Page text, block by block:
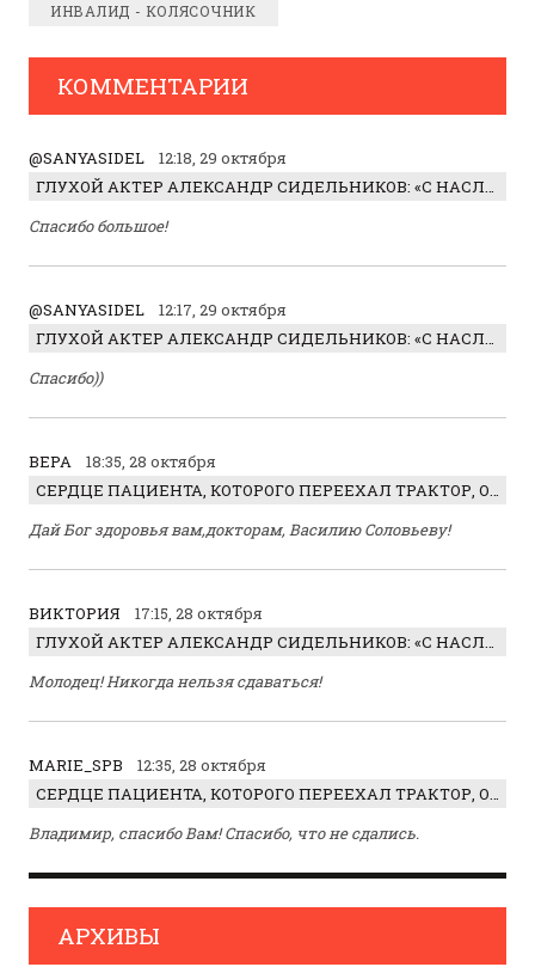
ИНВАЛИД - КОЛЯСОЧНИК
КОММЕНТАРИИ
@SANYASIDEL
12:18, 29 октября
ГЛУХОЙ АКТЕР АЛЕКСАНДР СИДЕЛЬНИКОВ: «С НАСЛАЖДЕНИЕМ ИГРАЛ ОТРИЦАТЕЛЬНОГО ГЕРОЯ!»
Спасибо большое!
@SANYASIDEL
12:17, 29 октября
ГЛУХОЙ АКТЕР АЛЕКСАНДР СИДЕЛЬНИКОВ: «С НАСЛАЖДЕНИЕМ ИГРАЛ ОТРИЦАТЕЛЬНОГО ГЕРОЯ!»
Спасибо))
ВЕРА
18:35, 28 октября
СЕРДЦЕ ПАЦИЕНТА, КОТОРОГО ПЕРЕЕХАЛ ТРАКТОР, ОБНАРУЖИЛИ… В ЖИВОТЕ
Дай Бог здоровья вам,докторам, Василию Соловьеву!
ВИКТОРИЯ
17:15, 28 октября
ГЛУХОЙ АКТЕР АЛЕКСАНДР СИДЕЛЬНИКОВ: «С НАСЛАЖДЕНИЕМ ИГРАЛ ОТРИЦАТЕЛЬНОГО ГЕРОЯ!»
Молодец! Никогда нельзя сдаваться!
MARIE_SPB
12:35, 28 октября
СЕРДЦЕ ПАЦИЕНТА, КОТОРОГО ПЕРЕЕХАЛ ТРАКТОР, ОБНАРУЖИЛИ… В ЖИВОТЕ
Владимир, спасибо Вам! Спасибо, что не сдались.
АРХИВЫ